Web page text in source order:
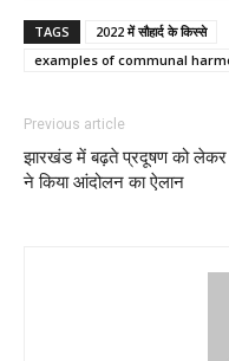
TAGS
2022 में सौहार्द के किस्से
examples of communal
Previous article
झारखंड में बढ़ते प्रदूषण को लेकर
ने किया आंदोलन का ऐलान